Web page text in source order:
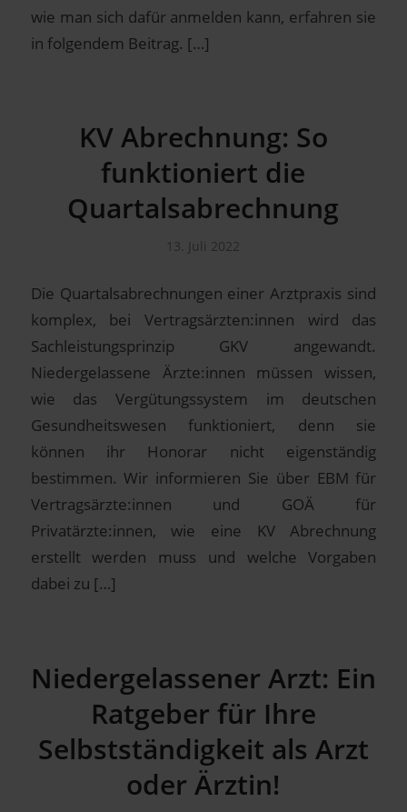
wie man sich dafür anmelden kann, erfahren sie
in folgendem Beitrag. […]
KV Abrechnung: So
funktioniert die
Quartalsabrechnung
13. Juli 2022
Die Quartalsabrechnungen einer Arztpraxis sind
komplex, bei Vertragsärzten:innen wird das
Sachleistungsprinzip GKV angewandt.
Niedergelassene Ärzte:innen müssen wissen,
wie das Vergütungssystem im deutschen
Gesundheitswesen funktioniert, denn sie
können ihr Honorar nicht eigenständig
bestimmen. Wir informieren Sie über EBM für
Vertragsärzte:innen und GOÄ für
Privatärzte:innen, wie eine KV Abrechnung
erstellt werden muss und welche Vorgaben
dabei zu […]
Niedergelassener Arzt: Ein
Ratgeber für Ihre
Selbstständigkeit als Arzt
oder Ärztin!